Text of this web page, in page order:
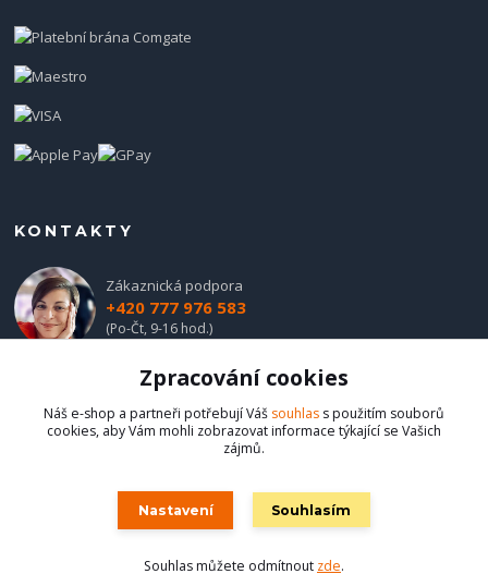
KONTAKTY
Zákaznická podpora
+420 777 976 583
(Po-Čt, 9-16 hod.)
obchod@hadladla.cz
Zpracování cookies
Náš e-shop a partneři potřebují Váš souhlas s použitím souborů
cookies, aby Vám mohli zobrazovat informace týkající se Vašich
zájmů.
Nastavení Souhlasím
Souhlas můžete odmítnout zde.